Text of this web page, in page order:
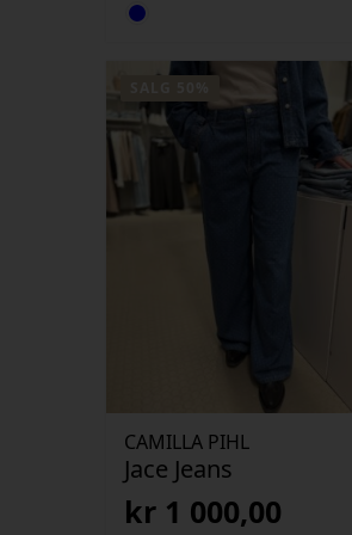
CAMILLA PIHL
Jace Jeans
kr 1 000,00